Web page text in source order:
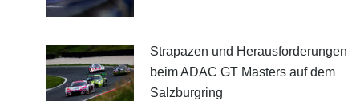
Strapazen und Herausforderungen
beim ADAC GT Masters auf dem
Salzburgring